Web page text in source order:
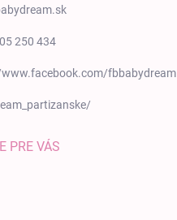
250 434
fbbabydream
PRE VÁS